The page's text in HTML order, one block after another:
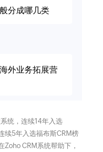
分成哪几类
外业务拓展营
统，连续14年入选
续5年入选福布斯CRM榜
CRM系统帮助下，